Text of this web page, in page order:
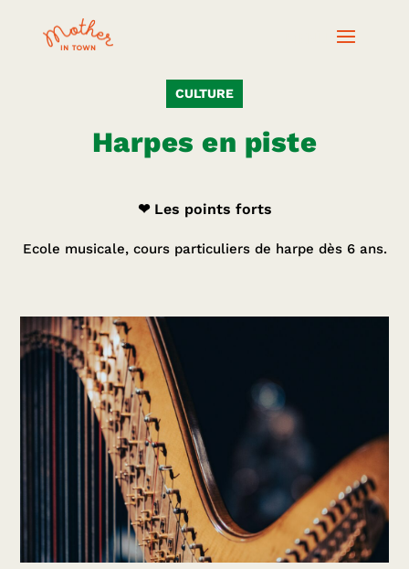
CULTURE
Harpes en piste
❤ Les points forts
Ecole musicale, cours particuliers de harpe dès 6 ans.